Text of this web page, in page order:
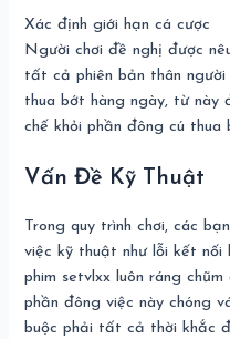
Xác định giới hạn cá cược
Người chơi đề nghị được
tất cả phiên bản thân người
thua bớt hàng ngày, từ này
chế khỏi phần đông cú
Vấn Đề Kỹ Thuật
Trong quy trình chơi, các
việc kỹ thuật như lỗi kết nối
phim setvlxx luôn ráng
phần đông việc này chóng
buộc phải tất cả thời khắc